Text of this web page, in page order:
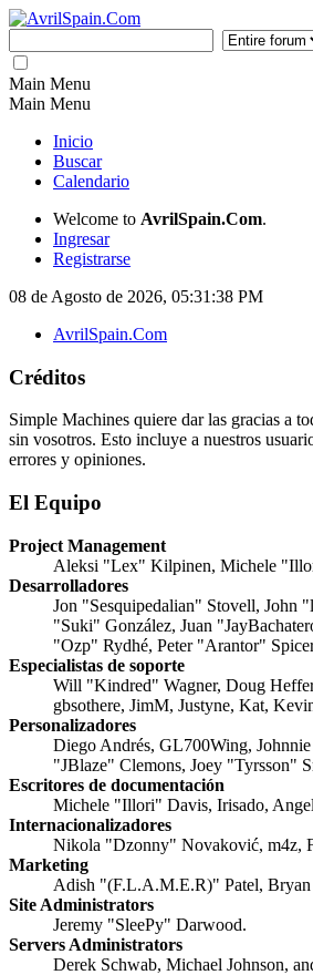
Main Menu
Main Menu
Inicio
Buscar
Calendario
Welcome to AvrilSpain.Com.
Ingresar
Registrarse
08 de Agosto de 2026, 05:31:38 PM
AvrilSpain.Com
Créditos
Simple Machines quiere dar las gracias a
sin vosotros. Esto incluye a nuestros
errores y opiniones.
El Equipo
Project Management
Aleksi "Lex" Kilpinen, Michele
Desarrolladores
Jon "Sesquipedalian" Stovell, John
"Suki" González, Juan
"Ozp" Rydhé, Peter "Arantor"
Especialistas de soporte
Will "Kindred" Wagner, Doug
gbsothere, JimM, Justyne, Kat,
Personalizadores
Diego Andrés, GL700Wing,
"JBlaze" Clemons, Joey "Tyrsson"
Escritores de documentación
Michele "Illori" Davis, Irisado,
Internacionalizadores
Nikola "Dzonny" Novaković, m4z,
Marketing
Adish "(F.L.A.M.E.R)" Patel,
Site Administrators
Jeremy "SleePy" Darwood.
Servers Administrators
Derek Schwab, Michael Johnson,